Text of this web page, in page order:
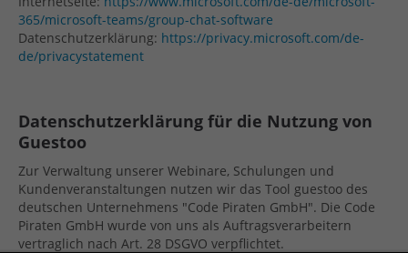
365/microsoft-teams/group-chat-software
Datenschutzerklärung: https://privacy.microsoft.com/de-
de/privacystatement
Datenschutzerklärung für die Nutzung von
Guestoo
Zur Verwaltung unserer Webinare, Schulungen und
Kundenveranstaltungen nutzen wir das Tool guestoo des
deutschen Unternehmens "Code Piraten GmbH". Die Code
Piraten GmbH wurde von uns als Auftragsverarbeitern
vertraglich nach Art. 28 DSGVO verpflichtet.